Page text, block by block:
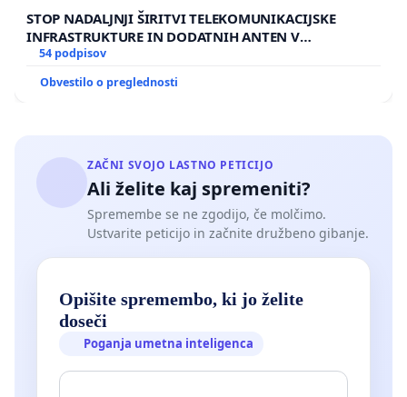
STOP NADALJNJI ŠIRITVI TELEKOMUNIKACIJSKE
INFRASTRUKTURE IN DODATNIH ANTEN V
GRADIŠČAKU
54 podpisov
Obvestilo o preglednosti
ZAČNI SVOJO LASTNO PETICIJO
Ali želite kaj spremeniti?
Spremembe se ne zgodijo, če molčimo.
Ustvarite peticijo in začnite družbeno gibanje.
Opišite spremembo, ki jo želite
doseči
Poganja umetna inteligenca